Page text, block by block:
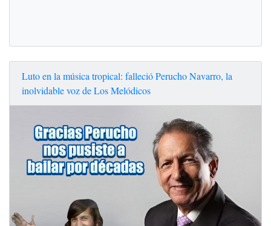
Luto en la música tropical: falleció Perucho Navarro, la
inolvidable voz de Los Melódicos